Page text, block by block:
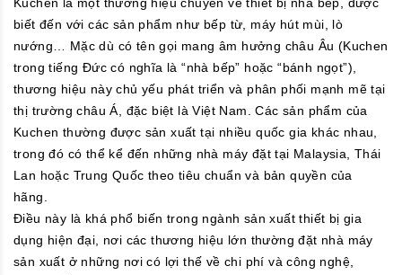
Kuchen là một thương hiệu chuyên về thiết bị nhà bếp, được
biết đến với các sản phẩm như bếp từ, máy hút mùi, lò
nướng… Mặc dù có tên gọi mang âm hưởng châu Âu (Kuchen
trong tiếng Đức có nghĩa là “nhà bếp” hoặc “bánh ngọt”),
thương hiệu này chủ yếu phát triển và phân phối mạnh mẽ tại
thị trường châu Á, đặc biệt là Việt Nam. Các sản phẩm của
Kuchen thường được sản xuất tại nhiều quốc gia khác nhau,
trong đó có thể kể đến những nhà máy đặt tại Malaysia, Thái
Lan hoặc Trung Quốc theo tiêu chuẩn và bản quyền của
hãng.
Điều này là khá phổ biến trong ngành sản xuất thiết bị gia
dụng hiện đại, nơi các thương hiệu lớn thường đặt nhà máy
sản xuất ở những nơi có lợi thế về chi phí và công nghệ,